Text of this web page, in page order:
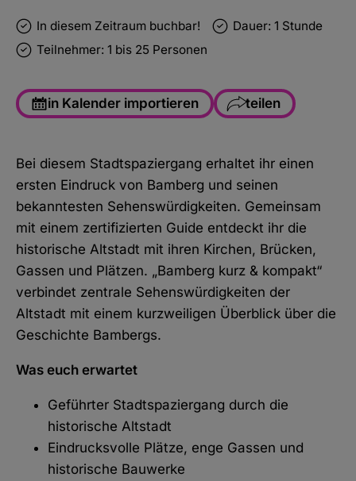
In diesem Zeitraum buchbar!
Dauer: 1 Stunde
Teilnehmer: 1 bis 25 Personen
in Kalender importieren teilen
WhatsApp
Link kopieren
Bei diesem Stadtspaziergang erhaltet ihr einen
ersten Eindruck von Bamberg und seinen
bekanntesten Sehenswürdigkeiten. Gemeinsam
mit einem zertifizierten Guide entdeckt ihr die
historische Altstadt mit ihren Kirchen, Brücken,
Gassen und Plätzen. „Bamberg kurz & kompakt“
verbindet zentrale Sehenswürdigkeiten der
Altstadt mit einem kurzweiligen Überblick über die
Geschichte Bambergs.
Was euch erwartet
Geführter Stadtspaziergang durch die
historische Altstadt
Eindrucksvolle Plätze, enge Gassen und
historische Bauwerke